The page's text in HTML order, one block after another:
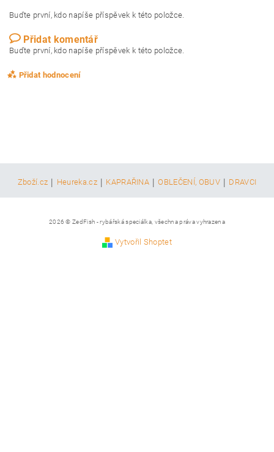
Buďte první, kdo napíše příspěvek k této položce.
Přidat komentář
Buďte první, kdo napíše příspěvek k této položce.
Přidat hodnocení
Zboží.cz | Heureka.cz | KAPRAŘINA | OBLEČENÍ, OBUV | DRAVCI
2026 © ZedFish - rybářská speciálka, všechna práva vyhrazena
Vytvořil Shoptet